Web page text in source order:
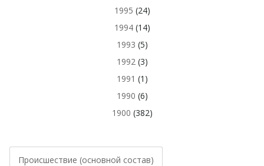
1995 (24)
1994(14)
1993 (5)
1992(3)
1991 (1)
1990 (6)
1900 (382)
Происшествие (основной состав)